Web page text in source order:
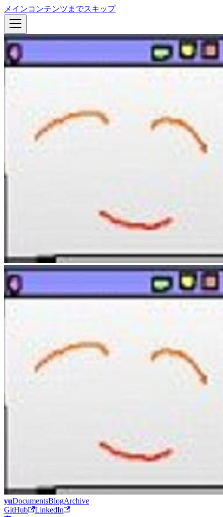
メインコンテンツまでスキップ
yuDocumentsBlogArchive
GitHub
LinkedIn